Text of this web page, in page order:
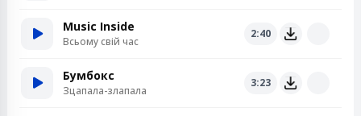
Music Inside
Всьому свій час
2:40
Бумбокс
Зцапала-злапала
3:23